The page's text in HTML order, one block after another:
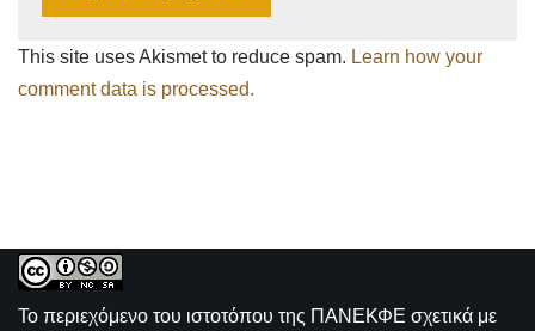
This site uses Akismet to reduce spam. Learn how your
comment data is processed.
Το περιεχόμενο του ιστοτόπου της ΠΑΝΕΚΦΕ σχετικά με